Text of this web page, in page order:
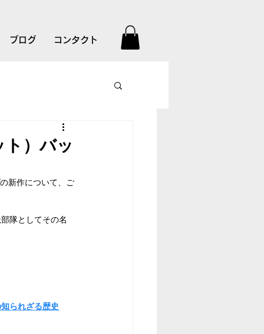
ブログ コンタクト
）バッ
の新作について、ご
隊としてその名
られざる歴史